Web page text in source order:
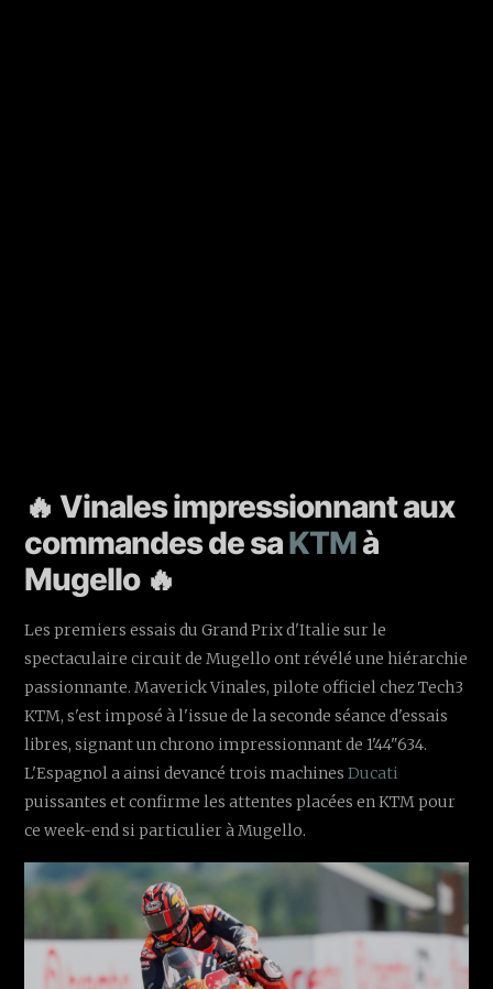
🔥 Vinales impressionnant aux
commandes de saKTMà
Mugello 🔥
Les premiers essais du Grand Prix d'Italie sur le
spectaculaire circuit de Mugello ont révélé une hiérarchie
passionnante. Maverick Vinales, pilote officiel chez Tech3
KTM, s'est imposé à l'issue de la seconde séance d'essais
libres, signant un chrono impressionnant de 1'44"634.
L'Espagnol a ainsi devancé trois machinesDucati
puissantes et confirme les attentes placées en KTM pour
ce week-end si particulier à Mugello.